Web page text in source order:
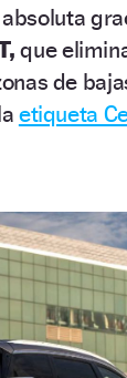
que
de
etiqueta